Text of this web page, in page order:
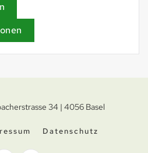
34 | 4056 Basel
Datenschutz